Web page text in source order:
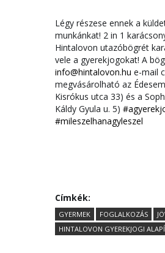
Légy részese ennek a
munkánkat! 2 in 1
Hintalovon utazóbögrét
vele a gyerekjogokat! A
info@hintalovon.hu e-mail
megvásárolható az
Kisrókus utca 33) és a
Káldy Gyula u. 5)
#mileszelhanagyleszel
Címkék:
GYERMEK FOGLALKOZÁS
HINTALOVON GYEREKJOGI